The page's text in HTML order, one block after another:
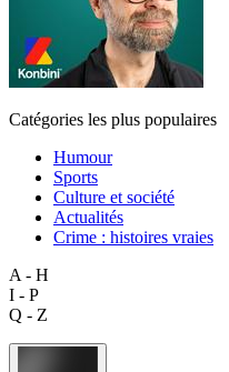
Catégories les plus populaires
Humour
Sports
Culture et société
Actualités
Crime : histoires vraies
A - H
I - P
Q - Z